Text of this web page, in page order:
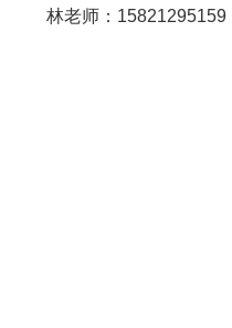
林老师：15821295159